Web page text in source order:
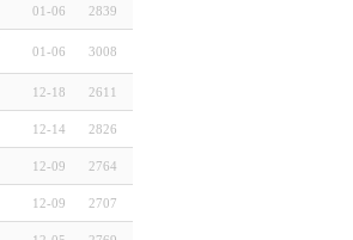
01-06 2839
01-06 3008
12-18 2611
12-14 2826
12-09 2764
12-09 2707